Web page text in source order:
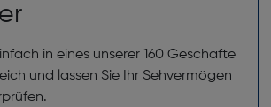
in eines unserer 160 Geschäfte
und lassen Sie Ihr Sehvermögen